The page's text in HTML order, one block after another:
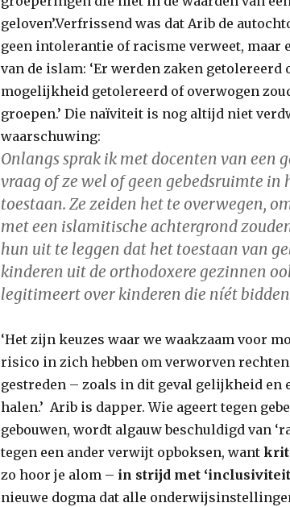
geloven’.Verfrissend was dat Arib de
geen intolerantie of racisme verweet, maar
van de islam: ‘Er werden zaken getolereerd
mogelijkheid getolereerd of overwogen
groepen.’ Die naïviteit is nog altijd niet
waarschuwing:
Onlangs sprak ik met docenten van een
vraag of ze wel of geen gebedsruimte in
toestaan. Ze zeiden het te overwegen,
met een islamitische achtergrond
hun uit te leggen dat het toestaan van
kinderen uit de orthodoxere gezinnen
legitimeert over kinderen die níét
‘Het zijn keuzes waar we waakzaam voor
risico in zich hebben om verworven
gestreden – zoals in dit geval gelijkheid en
halen.’ Arib is dapper. Wie ageert tegen
gebouwen, wordt algauw beschuldigd van
tegen een ander verwijt opboksen, want
zo hoor je alom – in strijd met
nieuwe dogma dat alle